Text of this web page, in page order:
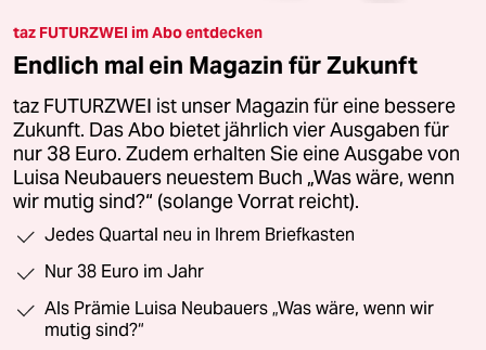
taz FUTURZWEI im Abo entdecken
Endlich mal ein Magazin für Zukunft
taz FUTURZWEI ist unser Magazin für eine bessere
Zukunft. Das Abo bietet jährlich vier Ausgaben für
nur 38 Euro. Zudem erhalten Sie eine Ausgabe von
Luisa Neubauers neuestem Buch „Was wäre, wenn
wir mutig sind?“ (solange Vorrat reicht).
Jedes Quartal neu in Ihrem Briefkasten
Nur 38 Euro im Jahr
Als Prämie Luisa Neubauers „Was wäre, wenn wir
mutig sind?“